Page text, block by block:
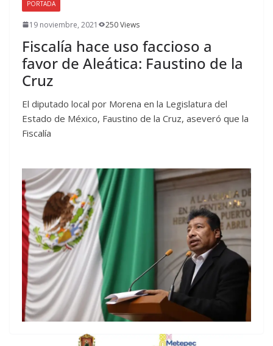
PORTADA
19 noviembre, 2021 250 Views
Fiscalía hace uso faccioso a
favor de Aleática: Faustino de la
Cruz
El diputado local por Morena en la Legislatura del
Estado de México, Faustino de la Cruz, aseveró que la
Fiscalía